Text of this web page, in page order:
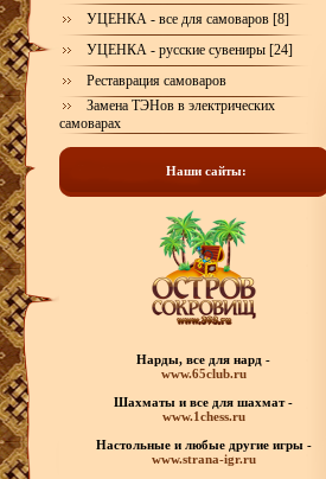
УЦЕНКА - все для самоваров [8]
УЦЕНКА - русские сувениры [24]
Реставрация самоваров
Замена ТЭНов в электрических
самоварах
Наши сайты:
Нарды, все для нард -
www.65club.ru
Шахматы и все для шахмат -
www.1chess.ru
Настольные и любые другие игры -
www.strana-igr.ru